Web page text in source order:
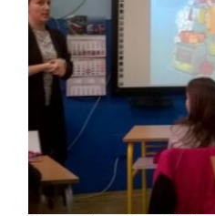
Unapredi znanje
Saznaj
Search